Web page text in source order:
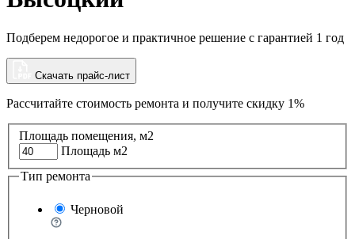
Подберем недорогое и практичное решение с гарантией 1 год
Скачать прайс-лист
Рассчитайте стоимость ремонта и получите скидку 1%
Площадь помещения, м2
Площадь м2
Тип ремонта
Черновой